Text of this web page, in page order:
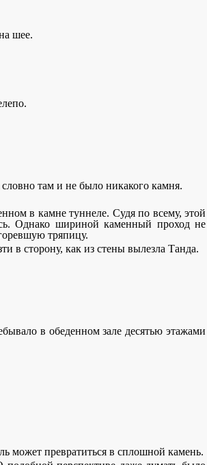
шее.
там и не было никакого камня.
в камне туннеле. Судя по всему, этой
Однако шириной каменный проход не
тряпицу.
в сторону, как из стены вылезла Танда.
в обеденном зале десятью этажами
может превратиться в сплошной камень.